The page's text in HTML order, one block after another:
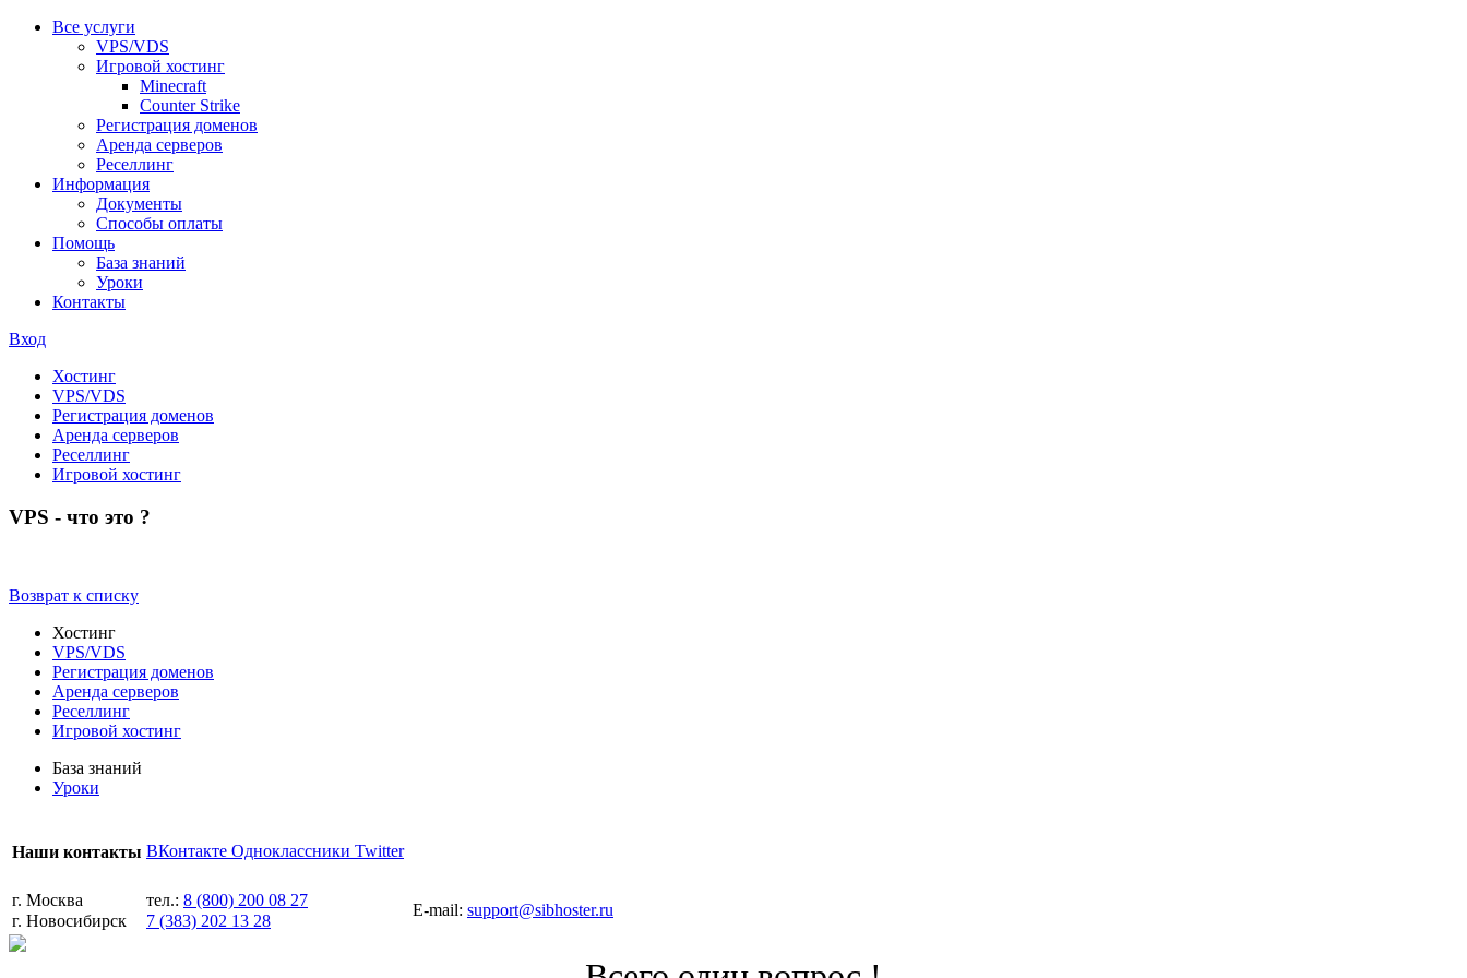
Все услуги
VPS/VDS
Игровой хостинг
Minecraft
Counter Strike
Регистрация доменов
Аренда серверов
Реселлинг
Информация
Документы
Способы оплаты
Помощь
База знаний
Уроки
Контакты
Вход
Хостинг
VPS/VDS
Регистрация доменов
Аренда серверов
Реселлинг
Игровой хостинг
VPS - что это ?
Возврат к списку
Хостинг
VPS/VDS
Регистрация доменов
Аренда серверов
Реселлинг
Игровой хостинг
База знаний
Уроки
Наши контакты ВКонтакте Одноклассники Twitter
г. Москва
г. Новосибирск
тел.: 8 (800) 200 08 27
7 (383) 202 13 28
E-mail: support@sibhoster.ru